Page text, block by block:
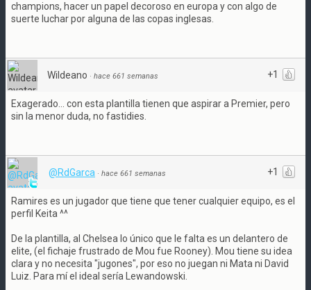
champions, hacer un papel decoroso en europa y con algo de
suerte luchar por alguna de las copas inglesas.
+1
Wildeano · hace 661 semanas
Exagerado... con esta plantilla tienen que aspirar a Premier, pero
sin la menor duda, no fastidies.
+1
@RdGarca · hace 661 semanas
Ramires es un jugador que tiene que tener cualquier equipo, es el
perfil Keita ^^
De la plantilla, al Chelsea lo único que le falta es un delantero de
elite, (el fichaje frustrado de Mou fue Rooney). Mou tiene su idea
clara y no necesita "jugones", por eso no juegan ni Mata ni David
Luiz. Para mí el ideal sería Lewandowski.